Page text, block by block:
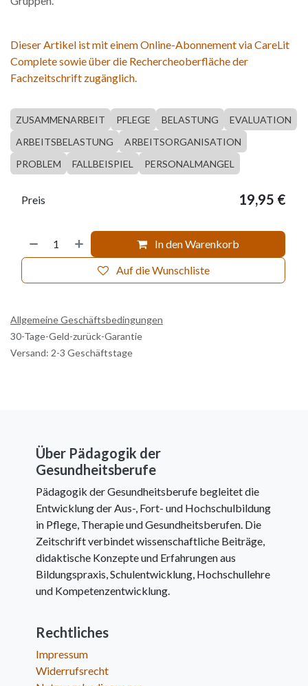
Dieser Artikel ist mit einem Online-Abonnement via CareLit
Complete sowie über die Rechercheoberfläche der
Fachzeitschrift zugänglich.
ZUSAMMENARBEIT PFLEGE BELASTUNG
EVALUATION
ARBEITSBELASTUNG
ARBEITSORGANISATION
PROBLEM
FALLBEISPIEL PERSONALMANGEL
In den Warenkorb
Auf die Wunschliste
Preis 19,95 €
Allgemeine Geschäftsbedingungen
30-Tage-Geld-zurück-Garantie
Versand: 2-3 Geschäftstage
Über Pädagogik der
Gesundheitsberufe
Pädagogik der Gesundheitsberufe begleitet die
Entwicklung der Aus-, Fort- und Hochschulbildung
in Pflege, Therapie und Gesundheitsberufen. Die
Zeitschrift verbindet wissenschaftliche Beiträge,
didaktische Konzepte und Erfahrungen aus
Bildungspraxis, Schulentwicklung, Hochschullehre
und Kompetenzentwicklung.
Rechtliches
Impressum
Widerrufsrecht